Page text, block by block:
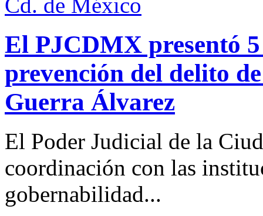
Cd. de México
El PJCDMX presentó
prevención del delito
Guerra Álvarez
El Poder Judicial de la
coordinación con las
gobernabilidad...